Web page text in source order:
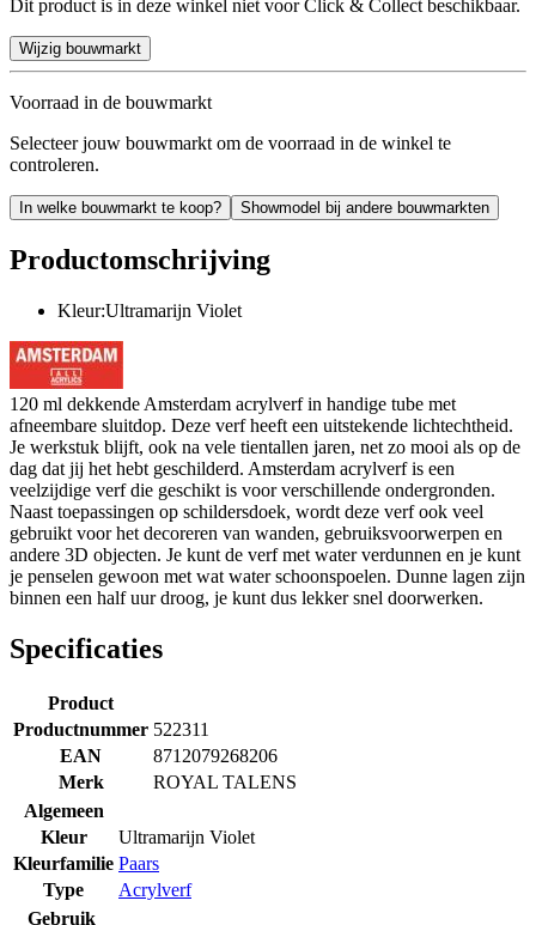
Dit product is in deze winkel niet voor Click & Collect beschikbaar.
Wijzig bouwmarkt
Voorraad in de bouwmarkt
Selecteer jouw bouwmarkt om de voorraad in de winkel te
controleren.
In welke bouwmarkt te koop? Showmodel bij andere bouwmarkten
Productomschrijving
Kleur:Ultramarijn Violet
120 ml dekkende Amsterdam acrylverf in handige tube met
afneembare sluitdop. Deze verf heeft een uitstekende lichtechtheid.
Je werkstuk blijft, ook na vele tientallen jaren, net zo mooi als op de
dag dat jij het hebt geschilderd. Amsterdam acrylverf is een
veelzijdige verf die geschikt is voor verschillende ondergronden.
Naast toepassingen op schildersdoek, wordt deze verf ook veel
gebruikt voor het decoreren van wanden, gebruiksvoorwerpen en
andere 3D objecten. Je kunt de verf met water verdunnen en je kunt
je penselen gewoon met wat water schoonspoelen. Dunne lagen zijn
binnen een half uur droog, je kunt dus lekker snel doorwerken.
Specificaties
Product
Productnummer 522311
EAN
8712079268206
Merk
ROYAL TALENS
Algemeen
Kleur
Ultramarijn Violet
Kleurfamilie Paars
Type
Acrylverf
Gebruik